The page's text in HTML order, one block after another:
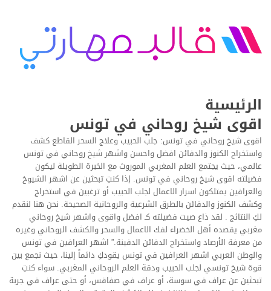
الرئيسية
اقوى شيخ روحاني في تونس
اقوى شيخ روحاني في تونس: جلب الحبيب وعلاج السحر القاطع كشف
واستخراج الكنوز والدفائن افضل واحسن واشهر شيخ روحاني في تونس
عالمي، حيث يجتمع العلم المغربي الموروث مع الخبرة الطويلة ليكون
فضيلته اقوى شيخ روحاني في تونس. إذا كنتِ تبحثين عن اشهر الشيوخ
والعرافين يمتلكون اسرار الاعمال لجلب الحبيب أو ترغبين في استخراج
وكشف الكنوز والدفائن بالطرق الشرعية والروحانية الصحيحة. نحن هنا لنقدم
لكِ النتائج . لقد ذاع صيت فضيلته كـ افضل واقوى واشهر شيخ روحاني
مغربي يقصده أهل الخضراء لفك الاعمال والسحر والكشف الروحاني وغيره
من معرفة الأرصاد واستخراج الدفائن الدفينة.” اشهر العرافين في تونس
والوطن العربي اشهر العرافين في تونس يقودكِ دائماً إلينا، حيث نجمع بين
قوة شيخ تونسي لجلب الحبيب ودقة العلم الروحاني المغربي. سواء كنتِ
تبحثين عن عراف في سوسة، أو عراف في صفاقس، أو حتى عراف في جربة